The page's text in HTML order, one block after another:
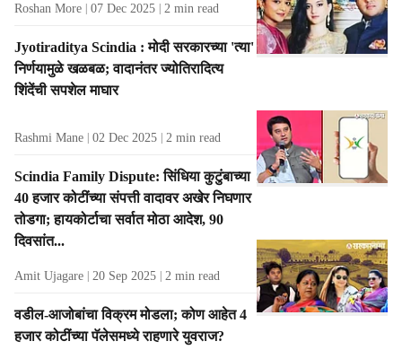
Roshan More 07 Dec 2025 2 min read
Jyotiraditya Scindia : मोदी सरकारच्या 'त्या'
निर्णयामुळे खळबळ; वादानंतर ज्योतिरादित्य
शिंदेंची सपशेल माघार
Rashmi Mane 02 Dec 2025 2 min read
Scindia Family Dispute: सिंधिया कुटुंबाच्या
40 हजार कोटींच्या संपत्ती वादावर अखेर निघणार
तोडगा; हायकोर्टाचा सर्वात मोठा आदेश, 90
दिवसांत...
Amit Ujagare 20 Sep 2025 2 min read
वडील-आजोबांचा विक्रम मोडला; कोण आहेत 4
हजार कोटींच्या पॅलेसमध्ये राहणारे युवराज?